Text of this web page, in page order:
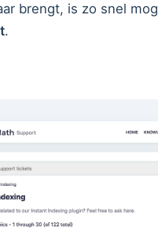
brengt, is zo snel
.